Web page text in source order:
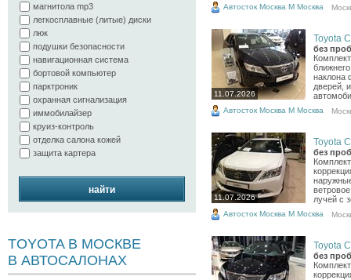
магнитола mp3
легкосплавные (литые) диски
люк
подушки безопасности
навигационная система
бортовой компьютер
парктроник
охранная сигнализация
иммобилайзер
круиз-контроль
отделка салона кожей
защита картера
найти
TOYOTA В МОСКВЕ
В АВТОСАЛОНАХ
Автосток Москва М Москва
11.07.2026
Toyota
без
наклона
дверей,
Автосток Москва М Москва
11.07.2026
Toyota
без
лучей с
Автосток Москва М Москва
Toyota
без